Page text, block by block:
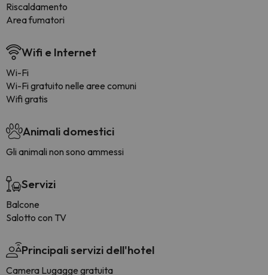
Riscaldamento
Area fumatori
Wifi e Internet
Wi-Fi
Wi-Fi gratuito nelle aree comuni
Wifi gratis
Animali domestici
Gli animali non sono ammessi
Servizi
Balcone
Salotto con TV
Principali servizi dell'hotel
Camera Lugagge gratuita